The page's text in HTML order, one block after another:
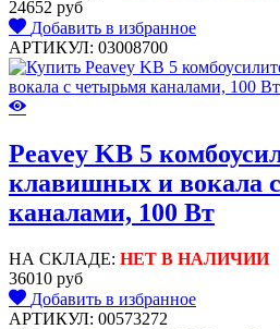
24652 руб
Добавить в избранное
АРТИКУЛ: 03008700
Peavey KB 5
клавишных и вокала
каналами, 100 Вт
НА СКЛАДЕ: НЕТ В НАЛИЧИИ
36010 руб
Добавить в избранное
АРТИКУЛ: 00573272